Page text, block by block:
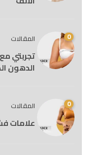
0 المقالات
تجربتي
الدهون
0 المقالات
علامات